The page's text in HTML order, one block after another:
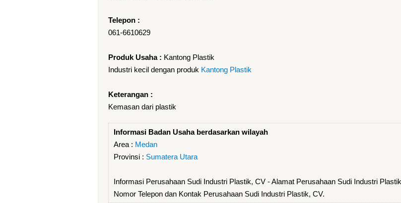
Telepon :
061-6610629
Produk Usaha : Kantong Plastik
Industri kecil dengan produk Kantong Plastik
Keterangan :
Kemasan dari plastik
Informasi Badan Usaha berdasarkan wilayah
Area : Medan
Provinsi : Sumatera Utara
Informasi Perusahaan Sudi Industri Plastik, CV - Alamat Perusahaan Sudi Industri
Nomor Telepon dan Kontak Perusahaan Sudi Industri Plastik, CV.